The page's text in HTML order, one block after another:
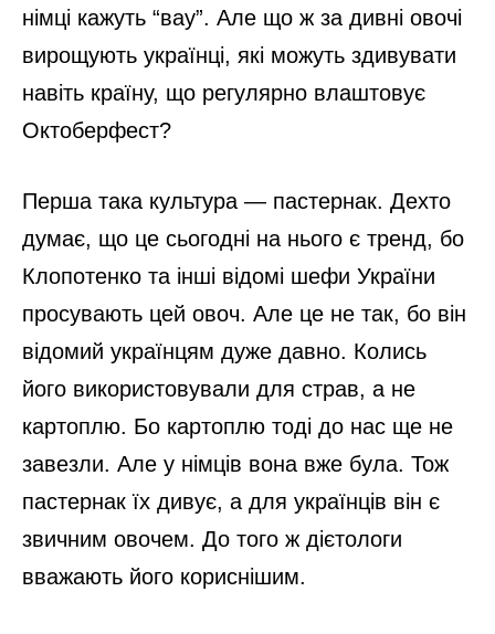
німці кажуть “вау”. Але що ж за дивні овочі
вирощують українці, які можуть здивувати
навіть країну, що регулярно влаштовує
Октоберфест?
Перша така культура — пастернак. Дехто
думає, що це сьогодні на нього є тренд, бо
Клопотенко та інші відомі шефи України
просувають цей овоч. Але це не так, бо він
відомий українцям дуже давно. Колись
його використовували для страв, а не
картоплю. Бо картоплю тоді до нас ще не
завезли. Але у німців вона вже була. Тож
пастернак їх дивує, а для українців він є
звичним овочем. До того ж дієтологи
вважають його кориснішим.